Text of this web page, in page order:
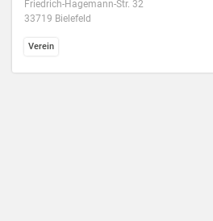
Friedrich-Hagemann-Str. 32
33719 Bielefeld
Verein